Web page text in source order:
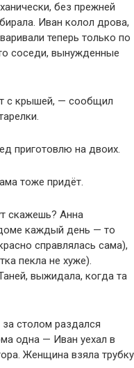
без прежней
Иван колол дрова,
теперь только по
соседи, вынужденные
с крышей, — сообщил
приготовлю на двоих.
тоже придёт.
скажешь? Анна
каждый день — то
справлялась сама),
пекла не хуже).
выжидала, когда та
столом раздался
одна — Иван уехал в
Женщина взяла трубку